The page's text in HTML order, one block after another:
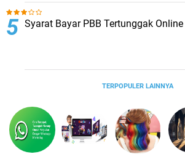
Syarat Bayar PBB Tertunggak Online
TERPOPULER LAINNYA